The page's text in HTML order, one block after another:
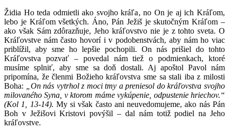
Židia Ho teda odmietli ako svojho kráľa, no On je aj ich Kráľom,
lebo je Kráľom všetkých. Áno, Pán Ježiš je skutočným Kráľom –
ako však Sám zdôrazňuje, Jeho kráľovstvo nie je z tohto sveta. O
Kráľovstve nám často hovorí i v podobenstvách, aby nám ho viac
priblížil, aby sme ho lepšie pochopili. On nás prišiel do tohto
Kráľovstva pozvať – povedal nám tiež o podmienkach, ktoré
musíme splniť, aby sme sa doň dostali. Aj apoštol Pavol nám
pripomína, že členmi Božieho kráľovstva sme sa stali iba z milosti
Boha:
„On nás vytrhol z moci tmy a preniesol do kráľovstva svojho
milovaného Syna, v ktorom máme vykúpenie, odpustenie hriechov.“
(Kol 1, 13-14). My si však často ani neuvedomujeme, ako nás Pán
Boh v Ježišovi Kristovi povýšil – dal nám totiž podiel na Jeho
kráľovstve.